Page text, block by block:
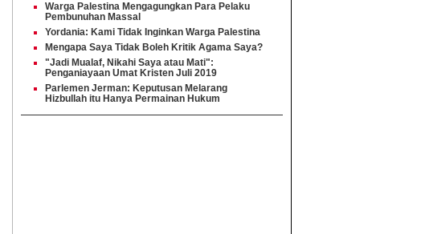
Warga Palestina Mengagungkan Para Pelaku
Pembunuhan Massal
Yordania: Kami Tidak Inginkan Warga Palestina
Mengapa Saya Tidak Boleh Kritik Agama Saya?
"Jadi Mualaf, Nikahi Saya atau Mati":
Penganiayaan Umat Kristen Juli 2019
Parlemen Jerman: Keputusan Melarang
Hizbullah itu Hanya Permainan Hukum